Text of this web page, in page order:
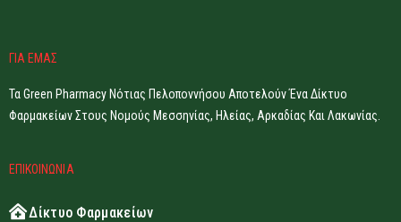
ΓΙΑ ΕΜΑΣ
Τα Green Pharmacy Νότιας Πελοποννήσου Αποτελούν Ένα Δίκτυο
Φαρμακείων Στους Νομούς Μεσσηνίας, Ηλείας, Αρκαδίας Και Λακωνίας.
ΕΠΙΚΟΙΝΩΝΙΑ
Δίκτυο Φαρμακείων